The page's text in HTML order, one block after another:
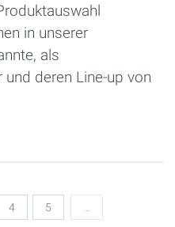
in unserer
als
deren Line-up von
4 5